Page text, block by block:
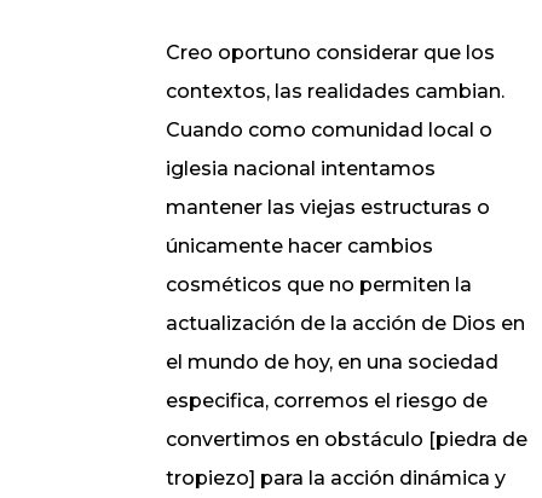
Creo oportuno considerar que los
contextos, las realidades cambian.
Cuando como comunidad local o
iglesia nacional intentamos
mantener las viejas estructuras o
únicamente hacer cambios
cosméticos que no permiten la
actualización de la acción de Dios en
el mundo de hoy, en una sociedad
especifica, corremos el riesgo de
convertimos en obstáculo [piedra de
tropiezo] para la acción dinámica y